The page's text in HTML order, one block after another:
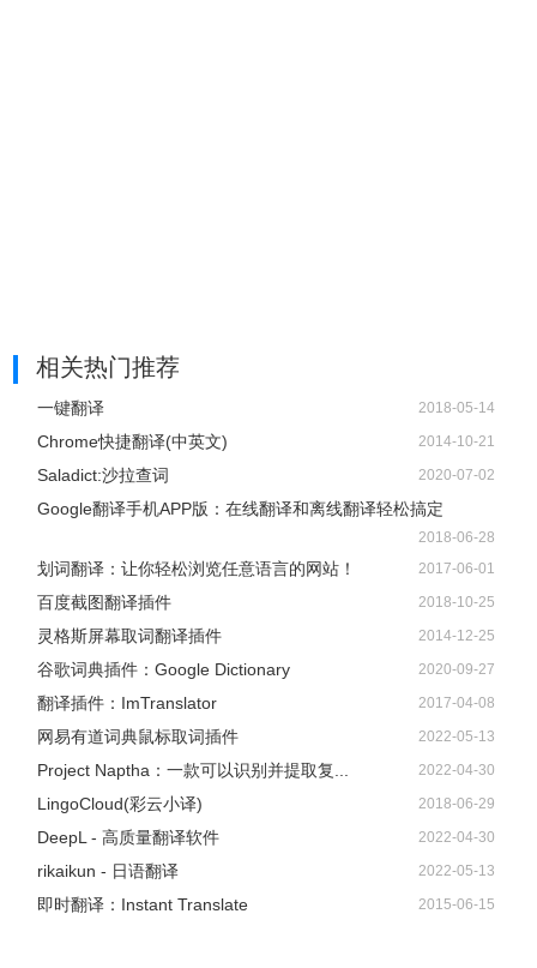
5.在阅读网页或 PDF时，选中要翻译的段落文字，
按“Ctrl+C”或者右键“复制文本”，CopyTranslator 监听到剪贴
板变化，会将剪贴板内容进行处理（如去除多余换行等），
相关热门推荐
一键翻译 2018-05-14
Chrome快捷翻译(中英文) 2014-10-21
Saladict:沙拉查词 2020-07-02
Google翻译手机APP版：在线翻译和离线翻译轻松搞定
2018-06-28
划词翻译：让你轻松浏览任意语言的网站！ 2017-06-01
百度截图翻译插件 2018-10-25
灵格斯屏幕取词翻译插件 2014-12-25
谷歌词典插件：Google Dictionary 2020-09-27
翻译插件：ImTranslator 2017-04-08
网易有道词典鼠标取词插件 2022-05-13
Project Naptha：一款可以识别并提取复... 2022-04-30
LingoCloud(彩云小译) 2018-06-29
DeepL - 高质量翻译软件 2022-04-30
rikaikun - 日语翻译 2022-05-13
即时翻译：Instant Translate 2015-06-15